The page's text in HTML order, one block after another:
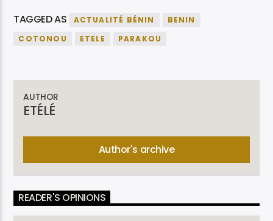
TAGGED AS ACTUALITÉ BÉNIN
BENIN
COTONOU
ETELE PARAKOU
AUTHOR
ETÉLÉ
Author's archive
READER'S OPINIONS